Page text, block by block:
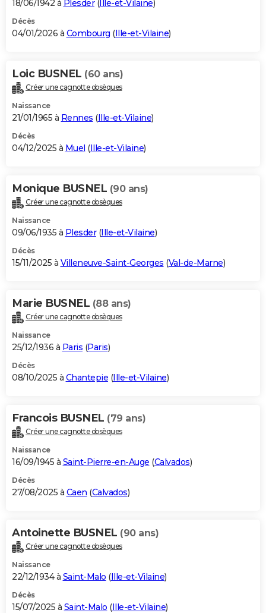
18/06/1942 à Plesder( Ille-et-Vilaine)
Décès
04/01/2026 à Combourg (Ille-et-Vilaine)
Loic BUSNEL (60 ans)
Créer une cagnotte obsèques
Naissance
21/01/1965 à Rennes (Ille-et-Vilaine)
Décès
04/12/2025 à Muel (Ille-et-Vilaine)
Monique BUSNEL (90 ans)
Créer une cagnotte obsèques
Naissance
09/06/1935 à Plesder(Ille-et-Vilaine)
Décès
15/11/2025 à Villeneuve-Saint-Georges (Val-de-Marne)
Marie BUSNEL (88 ans)
Créer une cagnotte obsèques
Naissance
25/12/1936 à Paris (Paris)
Décès
08/10/2025 à Chantepie (Ille-et-Vilaine)
Francois BUSNEL (79 ans)
Créer une cagnotte obsèques
Naissance
16/09/1945 à Saint-Pierre-en-Auge (Calvados)
Décès
27/08/2025 à Caen (Calvados)
Antoinette BUSNEL (90 ans)
Créer une cagnotte obsèques
Naissance
22/12/1934 à Saint-Malo (Ille-et-Vilaine)
Décès
15/07/2025 à Saint-Malo (Ille-et-Vilaine)